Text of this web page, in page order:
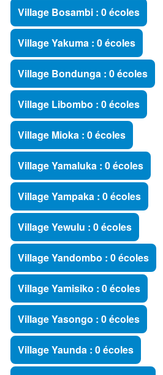
Village Bosambi : 0 écoles
Village Yakuma : 0 écoles
Village Bondunga : 0 écoles
Village Libombo : 0 écoles
Village Mioka : 0 écoles
Village Yamaluka : 0 écoles
Village Yampaka : 0 écoles
Village Yewulu : 0 écoles
Village Yandombo : 0 écoles
Village Yamisiko : 0 écoles
Village Yasongo : 0 écoles
Village Yaunda : 0 écoles